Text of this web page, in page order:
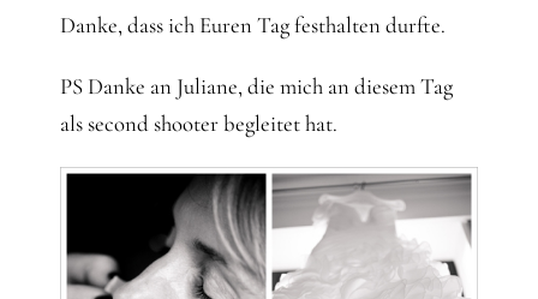
Danke, dass ich Euren Tag festhalten durfte.
PS Danke an Juliane, die mich an diesem Tag
als second shooter begleitet hat.